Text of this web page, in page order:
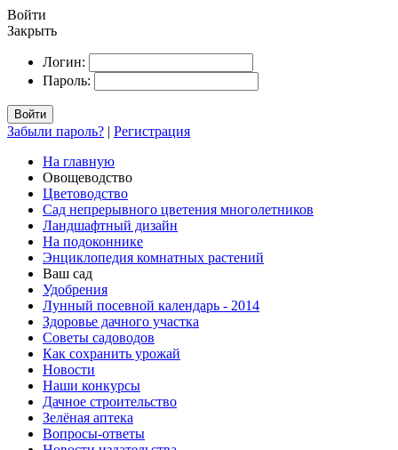
Войти
Закрыть
Логин:
Пароль:
Войти
Забыли пароль? | Регистрация
На главную
Овощеводство
Цветоводство
Сад непрерывного цветения многолетников
Ландшафтный дизайн
На подоконнике
Энциклопедия комнатных растений
Ваш сад
Удобрения
Лунный посевной календарь - 2014
Здоровье дачного участка
Советы садоводов
Как сохранить урожай
Новости
Наши конкурсы
Дачное строительство
Зелёная аптека
Вопросы-ответы